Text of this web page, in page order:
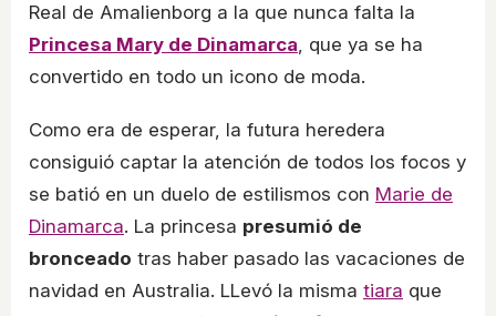
Real de Amalienborg a la que nunca falta la
Princesa Mary de Dinamarca, que ya se ha
convertido en todo un icono de moda.
Como era de esperar, la futura heredera
consiguió captar la atención de todos los focos y
se batió en un duelo de estilismos con Marie de
Dinamarca. La princesa presumió de
bronceado tras haber pasado las vacaciones de
navidad en Australia. LLevó la misma tiara que